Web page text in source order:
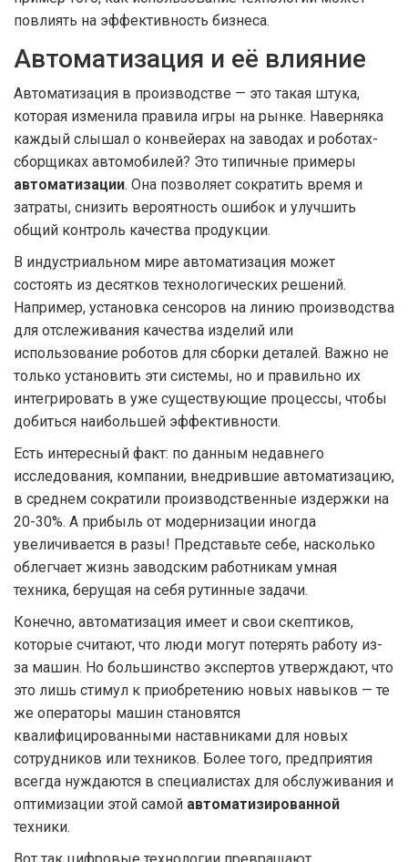
повлиять на эффективность бизнеса.
Автоматизация и её влияние
Автоматизация в производстве — это такая штука,
которая изменила правила игры на рынке. Наверняка
каждый слышал о конвейерах на заводах и роботах-
сборщиках автомобилей? Это типичные примеры
автоматизации. Она позволяет сократить время и
затраты, снизить вероятность ошибок и улучшить
общий контроль качества продукции.
В индустриальном мире автоматизация может
состоять из десятков технологических решений.
Например, установка сенсоров на линию производства
для отслеживания качества изделий или
использование роботов для сборки деталей. Важно не
только установить эти системы, но и правильно их
интегрировать в уже существующие процессы, чтобы
добиться наибольшей эффективности.
Есть интересный факт: по данным недавнего
исследования, компании, внедрившие автоматизацию,
в среднем сократили производственные издержки на
20-30%. А прибыль от модернизации иногда
увеличивается в разы! Представьте себе, насколько
облегчает жизнь заводским работникам умная
техника, берущая на себя рутинные задачи.
Конечно, автоматизация имеет и свои скептиков,
которые считают, что люди могут потерять работу из-
за машин. Но большинство экспертов утверждают, что
это лишь стимул к приобретению новых навыков — те
же операторы машин становятся
квалифицированными наставниками для новых
сотрудников или техников. Более того, предприятия
всегда нуждаются в специалистах для обслуживания и
оптимизации этой самой автоматизированной
техники.